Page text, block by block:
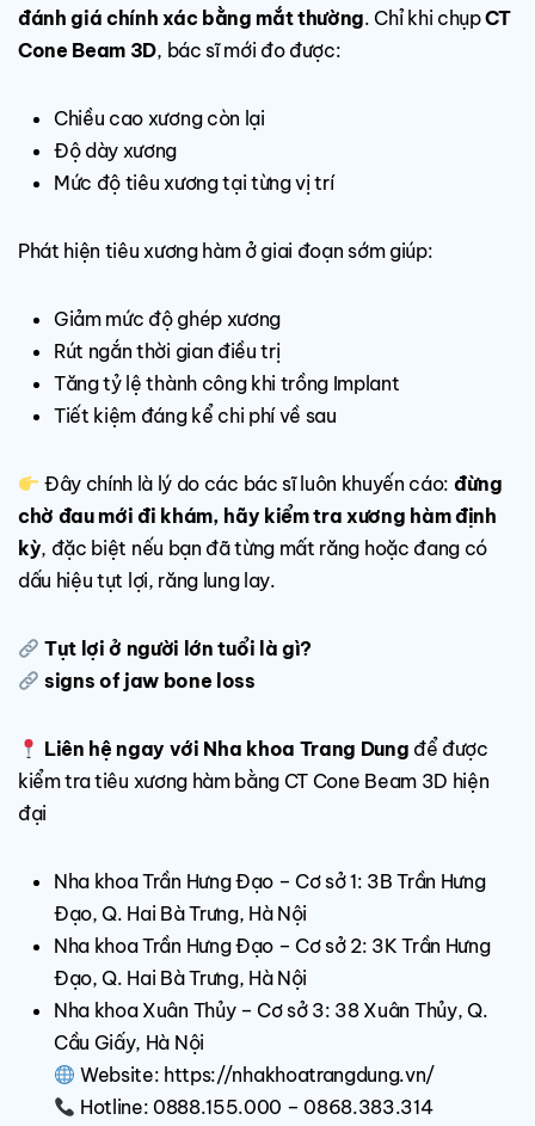
đánh giá chính xác bằng mắt thường. Chỉ khi chụpCT
Cone Beam 3D, bác sĩ mới đo được:
Chiều cao xương còn lại
Độ dày xương
Mức độ tiêu xương tại từng vị trí
Phát hiện tiêu xương hàm ở giai đoạn sớm giúp:
Giảm mức độ ghép xương
Rút ngắn thời gian điều trị
Tăng tỷ lệ thành công khi trồng Implant
Tiết kiệm đáng kể chi phí về sau
Đây chính là lý do các bác sĩ luôn khuyến cáo: đừng
chờ đau mới đi khám, hãy kiểm tra xương hàm định
kỳ, đặc biệt nếu bạn đã từng mất răng hoặc đang có
dấu hiệu tụt lợi, răng lung lay.
Tụt lợi ở người lớn tuổi là gì?
signs of jaw bone loss
Liên hệ ngay với Nha khoa Trang Dung để được
kiểm tra tiêu xương hàm bằng CT Cone Beam 3D hiện
đại
Nha khoa Trần Hưng Đạo – Cơ sở 1: 3B Trần Hưng
Đạo, Q. Hai Bà Trưng, Hà Nội
Nha khoa Trần Hưng Đạo – Cơ sở 2: 3K Trần Hưng
Đạo, Q. Hai Bà Trưng, Hà Nội
Nha khoa Xuân Thủy – Cơ sở 3: 38 Xuân Thủy, Q.
Cầu Giấy, Hà Nội
Website: https://nhakhoatrangdung.vn/
Hotline: 0888.155.000 – 0868.383.314